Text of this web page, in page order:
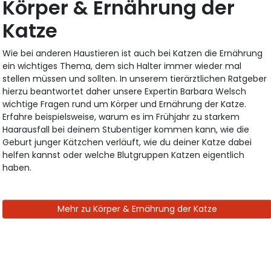
Körper & Ernährung der
Katze
Wie bei anderen Haustieren ist auch bei Katzen die Ernährung
ein wichtiges Thema, dem sich Halter immer wieder mal
stellen müssen und sollten. In unserem tierärztlichen Ratgeber
hierzu beantwortet daher unsere Expertin Barbara Welsch
wichtige Fragen rund um Körper und Ernährung der Katze.
Erfahre beispielsweise, warum es im Frühjahr zu starkem
Haarausfall bei deinem Stubentiger kommen kann, wie die
Geburt junger Kätzchen verläuft, wie du deiner Katze dabei
helfen kannst oder welche Blutgruppen Katzen eigentlich
haben.
Mehr zu Körper & Ernährung der Katze